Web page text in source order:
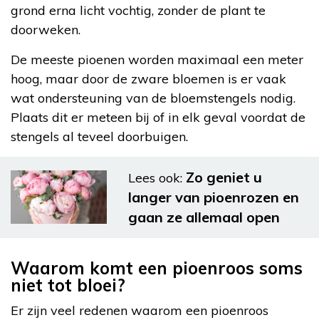
grond erna licht vochtig, zonder de plant te
doorweken.
De meeste pioenen worden maximaal een meter
hoog, maar door de zware bloemen is er vaak
wat ondersteuning van de bloemstengels nodig.
Plaats dit er meteen bij of in elk geval voordat de
stengels al teveel doorbuigen.
Lees ook: Zo geniet u
langer van pioenrozen en
gaan ze allemaal open
Waarom komt een pioenroos soms
niet tot bloei?
Er zijn veel redenen waarom een pioenroos